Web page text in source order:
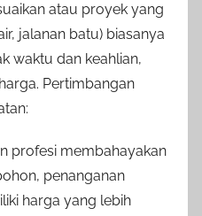
atau proyek yang
jalanan batu) biasanya
waktu dan keahlian,
Pertimbangan
profesi membahayakan
penanganan
harga yang lebih